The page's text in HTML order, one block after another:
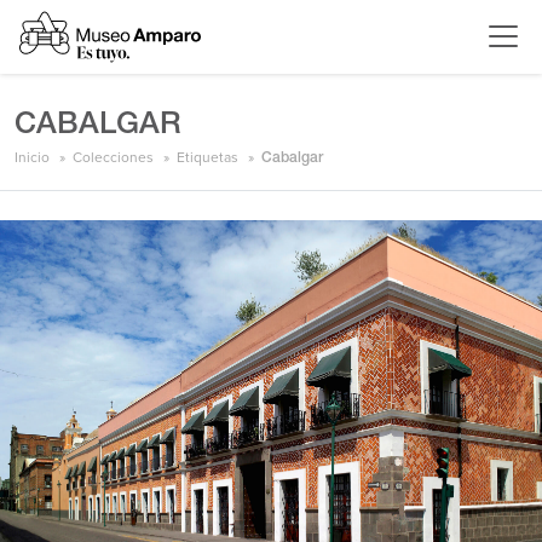
CABALGAR
Inicio Colecciones Etiquetas Cabalgar